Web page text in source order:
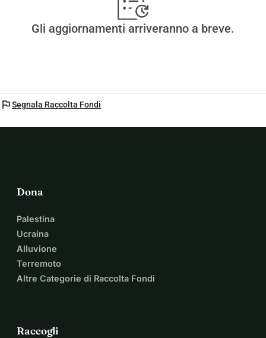
Gli aggiornamenti arriveranno a breve.
flagSegnala Raccolta Fondi
Dona
Palestina
Ucraina
Alluvione
Terremoto
Altre Categorie di Raccolta Fondi
Raccogli